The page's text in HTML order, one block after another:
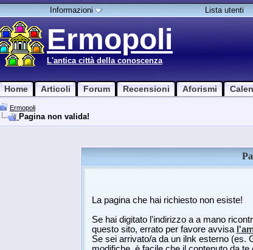
Informazioni Lista utenti
Ermopoli
L'antica città della conoscenza
Home Articoli Forum Recensioni Aforismi
Ermopoli
Pagina non valida!
La pagina che hai richiesto non esiste!
Se hai digitato l'indirizzo a a mano
questo sito, errato per favore avvisa
Se sei arrivato/a da un ilnk esterno (es.